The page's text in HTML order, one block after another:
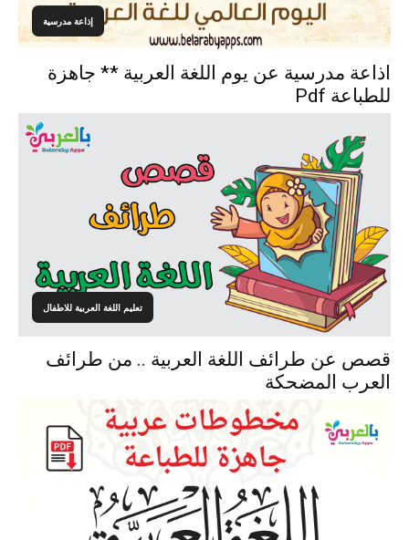
إذاعة مدرسية
اذاعة مدرسية عن يوم اللغة العربية ** جاهزة
للطباعة Pdf
تعليم اللغة العربية للاطفال
قصص عن طرائف اللغة العربية .. من طرائف
العرب المضحكة